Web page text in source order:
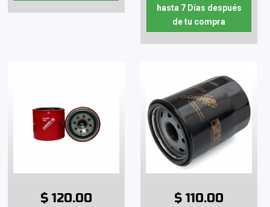
hasta 7 Días después
de tu compra
$ 120.00 $ 110.00